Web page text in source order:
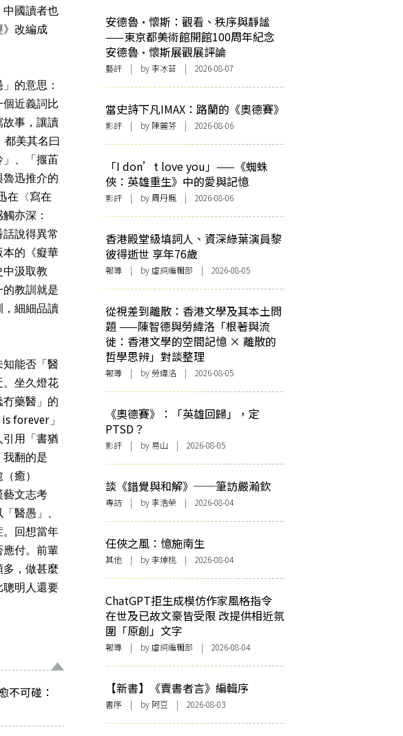
中國讀者也
》改編成
的意思：
個近義詞比
故事，讓讀
美其名曰
」、「揠苖
迅推介的
在〈寫在
亦深：
說得異常
本的《癡華
汲取教
教訓就是
，細細品讀
知能否「醫
。坐久燈花
藥醫」的
forever」
引用「書猶
翻的是
癒）
藝文志考
醫愚」、
。回想當年
應付。前輩
，做甚麼
聰明人還要
不可碰：
安德魯·懷斯：觀看、秩序與靜謐
——東京都美術館開館100周年紀念
安德魯·懷斯展觀展評論
藝評 | by 李冰苔 | 2026-08-07
當史詩下凡IMAX：路蘭的《奧德賽》
影評 | by 陳麗芬 | 2026-08-06
「I don’t love you」——《蜘蛛
俠：英雄重生》中的愛與記憶
影評 | by 周丹楓 | 2026-08-06
香港殿堂級填詞人、資深綠葉演員黎
彼得逝世 享年76歲
報導 | by 虛詞編輯部 | 2026-08-05
從視差到離散：香港文學及其本土問
題 ——陳智德與勞緯洛「根著與流
徙：香港文學的空間記憶 × 離散的
哲學思辨」對談整理
報導 | by 勞緯洛 | 2026-08-05
《奧德賽》：「英雄回歸」，定
PTSD？
影評 | by 易山 | 2026-08-05
談《錯覺與和解》──筆訪嚴瀚欽
專訪 | by 李浩榮 | 2026-08-04
任俠之風：憶施南生
其他 | by 李焯桃 | 2026-08-04
ChatGPT拒生成模仿作家風格指令
在世及已故文豪皆受限 改提供相近氛
圍「原創」文字
報導 | by 虛詞編輯部 | 2026-08-04
【新書】《賣書者言》編輯序
書序 | by 阿豆 | 2026-08-03